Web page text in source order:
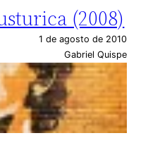
(2008)
1 de agosto de 2010
Gabriel Quispe